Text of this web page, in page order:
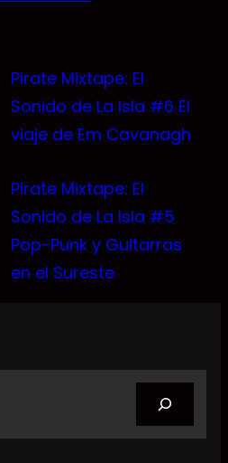
Pirate Mixtape: El
Sonido de La Isla #6 El
viaje de Em Cavanagh
Pirate Mixtape: El
Sonido de La Isla #5
Pop-Punk y Guitarras
en el Sureste